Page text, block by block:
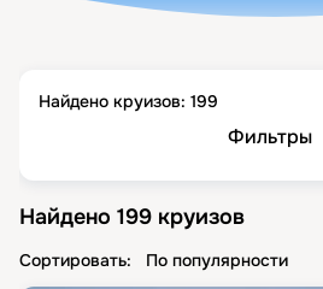
Найдено круизов: 199
Фильтры
Найдено 199 круизов
Сортировать: По популярности